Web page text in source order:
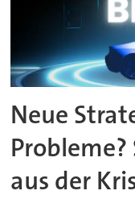
Neue
aus der